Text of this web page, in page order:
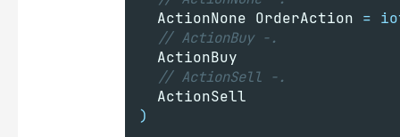
	ActionNone OrderAction
=
// ActionBuy -.
	ActionBuy
// ActionSell -.
	ActionSell
)